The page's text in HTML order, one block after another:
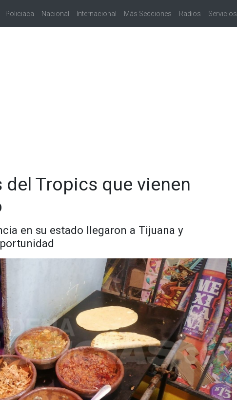
Policiaca Nacional Internacional Más Secciones Radios Servicios
del Tropics que vienen
en su estado llegaron a Tijuana y